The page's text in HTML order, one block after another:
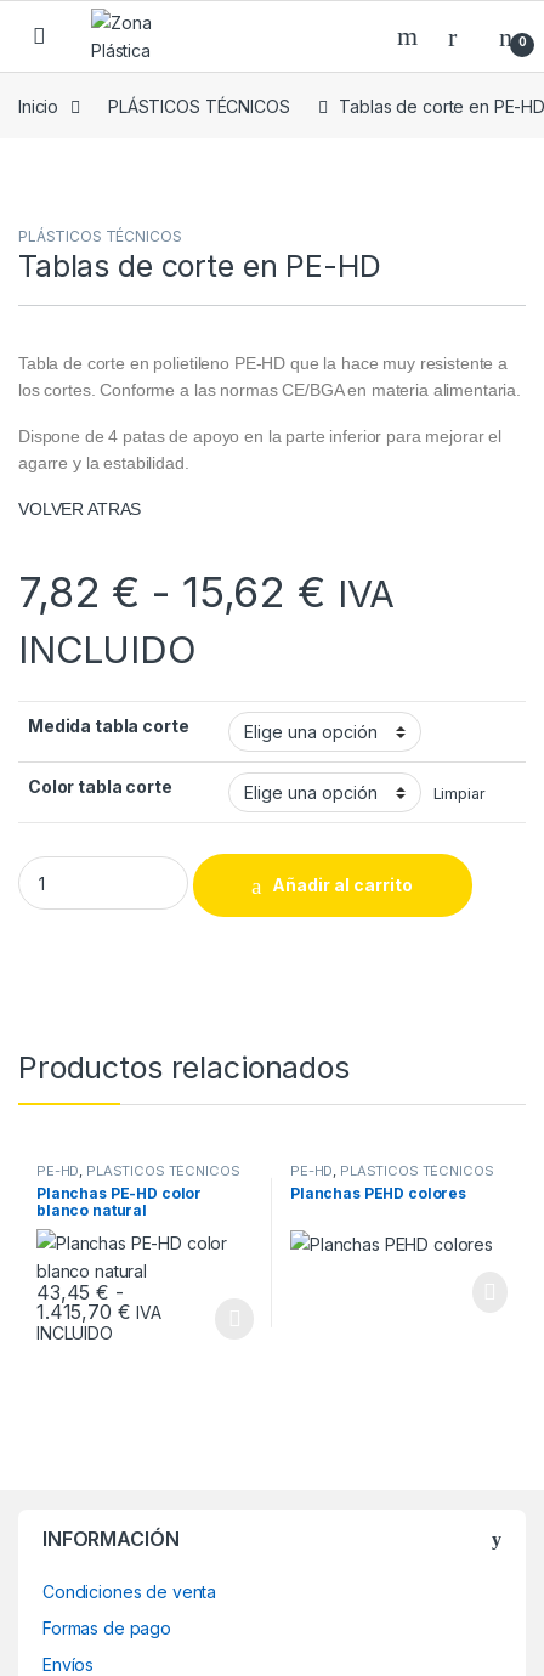
Skip to navigation
Skip to content
0
Inicio PLÁSTICOS TÉCNICOS Tablas de corte en PE-
PLÁSTICOS TÉCNICOS
Tablas de corte en PE-HD
Tabla de corte en polietileno PE-HD que la hace muy resistente a
los cortes. Conforme a las normas CE/BGA en materia alimentaria.
Dispone de 4 patas de apoyo en la parte inferior para mejorar el
agarre y la estabilidad.
VOLVER ATRAS
7,82 € - 15,62 € Rango
IVA
INCLUIDO
Medida tabla corte
Color tabla corte Limpiar
Tablas de corte en PE-HD quantity
Añadir al carrito
Productos relacionados
PE-HD, PLÁSTICOS TÉCNICOS
Planchas PE-HD color
blanco natural
43,45€ -
1.415,70 €Rango de precios: desde 43,45 € hasta
IVA
INCLUIDO
Este producto tiene múltiples variantes. Las opciones se
PE-HD, PLÁSTICOS TÉCNICOS
Planchas PEHD colores
INFORMACIÓN
Condiciones de venta
Formas de pago
Envíos